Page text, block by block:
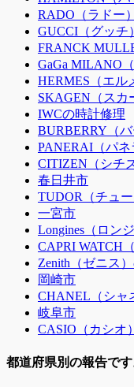
RADO（ラドー
GUCCI（グッチ
FRANCK
GaGa MILANO
HERMES（エル
SKAGEN（スカ
IWCの時計修理
BURBERRY（
PANERAI（パ
CITIZEN（シチ
春日井市
TUDOR（チュ
一宮市
Longines（ロン
CAPRI WATCH
Zenith（ゼニス
岡崎市
CHANEL（シャ
岐阜市
CASIO（カシオ
都道府県別の報告です